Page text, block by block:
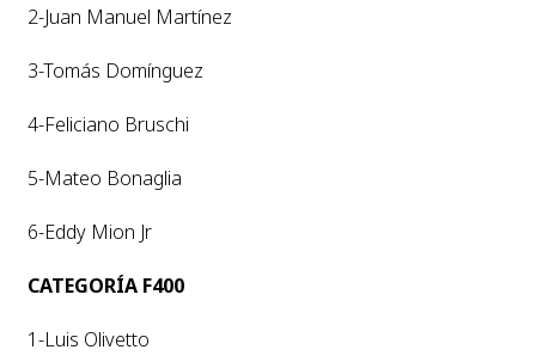
2-Juan Manuel Martínez
3-Tomás Domínguez
4-Feliciano Bruschi
5-Mateo Bonaglia
6-Eddy Mion Jr
CATEGORÍA F400
1-Luis Olivetto